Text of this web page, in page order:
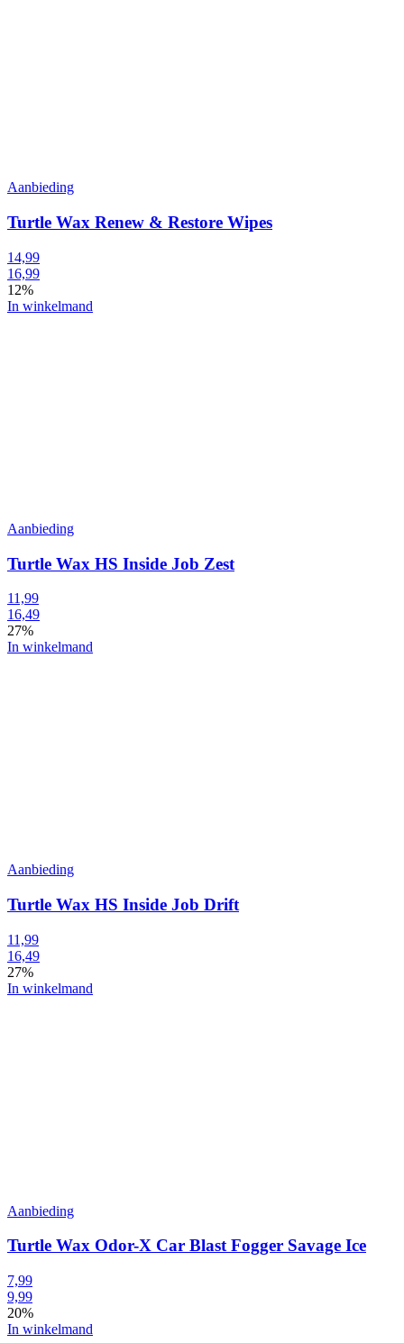
Aanbieding
Turtle Wax Renew & Restore Wipes
14,99
16,99
12%
In winkelmand
Aanbieding
Turtle Wax HS Inside Job Zest
11,99
16,49
27%
In winkelmand
Aanbieding
Turtle Wax HS Inside Job Drift
11,99
16,49
27%
In winkelmand
Aanbieding
Turtle Wax Odor-X Car Blast Fogger Savage Ice
7,99
9,99
20%
In winkelmand